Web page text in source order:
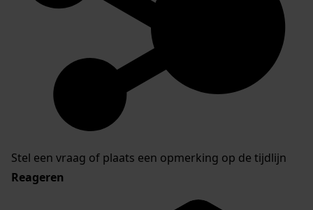
Stel een vraag of plaats een opmerking op de tijdlijn
Reageren